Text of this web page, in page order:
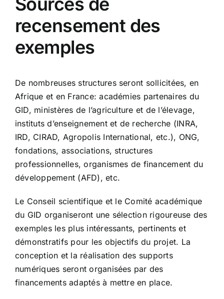
recensement des
exemples
De nombreuses structures seront sollicitées, en
Afrique et en France: académies partenaires du
GID, ministères de l’agriculture et de l’élevage,
instituts d’enseignement et de recherche (INRA,
IRD, CIRAD, Agropolis International, etc.), ONG,
fondations, associations, structures
professionnelles, organismes de financement du
développement (AFD), etc.
Le Conseil scientifique et le Comité académique
du GID organiseront une sélection rigoureuse des
exemples les plus intéressants, pertinents et
démonstratifs pour les objectifs du projet. La
conception et la réalisation des supports
numériques seront organisées par des
financements adaptés à mettre en place.